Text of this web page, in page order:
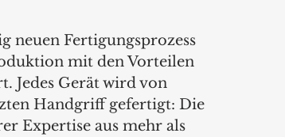
neuen Fertigungsprozess
mit den Vorteilen
Jedes Gerät wird von
Handgriff gefertigt: Die
Expertise aus mehr als